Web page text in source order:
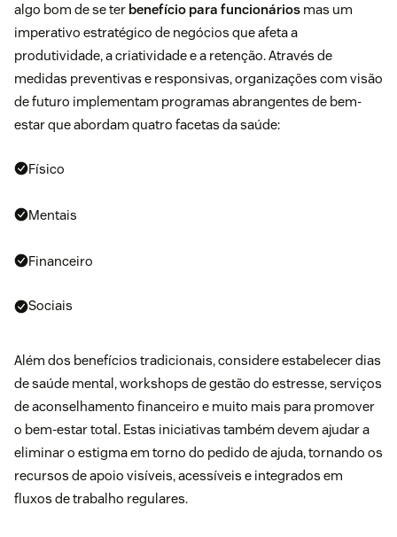
algo bom de se ter benefício para funcionários mas um
imperativo estratégico de negócios que afeta a
produtividade, a criatividade e a retenção. Através de
medidas preventivas e responsivas, organizações com visão
de futuro implementam programas abrangentes de bem-
estar que abordam quatro facetas da saúde:
Físico
Mentais
Financeiro
Sociais
Além dos benefícios tradicionais, considere estabelecer dias
de saúde mental, workshops de gestão do estresse, serviços
de aconselhamento financeiro e muito mais para promover
o bem-estar total. Estas iniciativas também devem ajudar a
eliminar o estigma em torno do pedido de ajuda, tornando os
recursos de apoio visíveis, acessíveis e integrados em
fluxos de trabalho regulares.